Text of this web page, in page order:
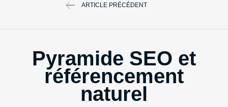
ARTICLE PRÉCÉDENT
Pyramide SEO et
référencement
naturel